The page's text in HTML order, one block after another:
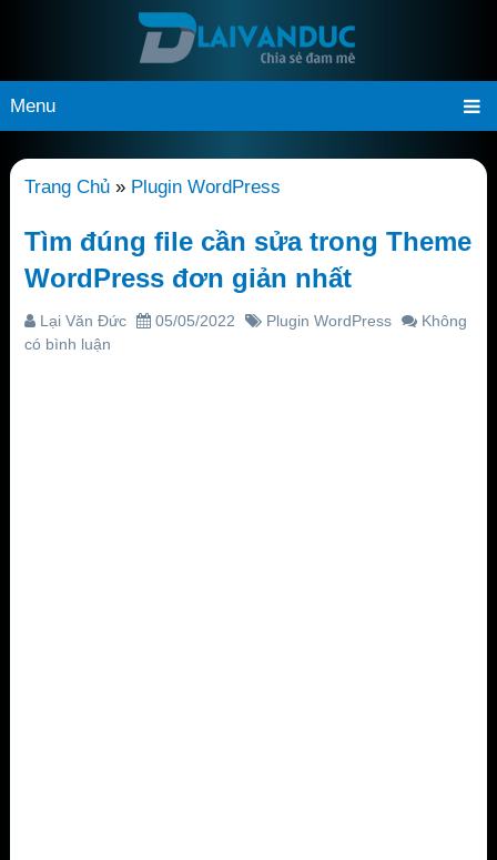
Menu
Trang Chủ» Plugin WordPress
Tìm đúng file cần sửa trong Theme
WordPress đơn giản nhất
Lại Văn Đức 05/05/2022 Plugin WordPress
Không
có bình luận